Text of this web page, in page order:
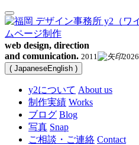
web design, direction
and comunication. 2011
2026
( JapaneseEnglish )
y2について About us
制作実績 Works
ブログ Blog
写真 Snap
ご相談・ご連絡 Contact